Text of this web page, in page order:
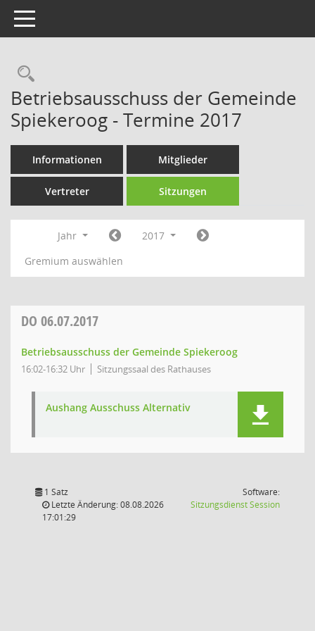
Toggle navigation
Rechercheauswahl
Betriebsausschuss der Gemeinde
Spiekeroog - Termine 2017
Informationen Mitglieder
Vertreter Sitzungen
Jahr
2017
Gremium auswählen
DO 06.07.2017
Betriebsausschuss der Gemeinde Spiekeroog
16:02-16:32 Uhr Sitzungssaal des Rathauses
Aushang Ausschuss Alternativ
1 Satz
Letzte Änderung: 08.08.2026
17:01:29
Software:
SitzungsdienstSession(Wird in